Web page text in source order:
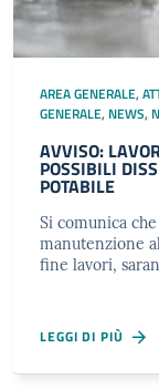
AREA GENERALE,
GENERALE, NEWS,
AVVISO:
POSSIBILI
POTABILE
Si comunica
manutenzione
fine lavori,
LEGGI DI PIÙ